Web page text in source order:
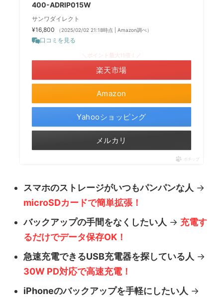
400-ADRIP015W
サンワダイレクト
¥16,800
（2025/02/02 21:18時点 | Amazon調べ）
口コミを見る
Amazon
楽天市場
Yahooショッピング
メルカリ
ポチップ
スマホのストレージがいつもパンパンな人 →
microSDカードで簡単拡張！
バックアップの手間をなくしたい人 → 充電す
るだけでデータ保存OK！
急速充電できるUSB充電器を探している人 →
30W PD対応で高速充電！
iPhoneのバックアップを手軽にしたい人 →